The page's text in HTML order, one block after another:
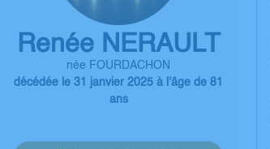
Renée NERAULT
née FOURDACHON
décédée le 31 janvier 2025 à l'âge de 81
ans